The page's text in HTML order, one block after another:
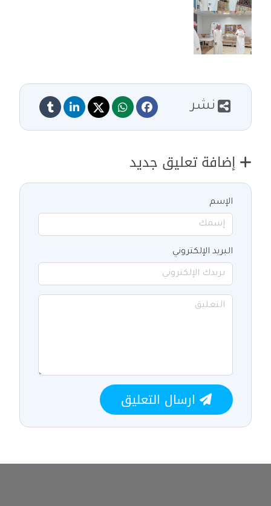
نشر
إضافة تعليق جديد
الإسم
البريد الإلكتروني
ارسال التعليق